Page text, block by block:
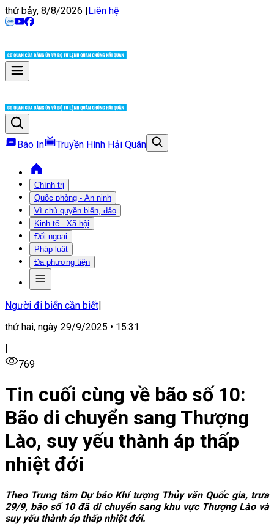
thứ bảy, 8/8/2026 |Liên hệ
Báo In Truyền Hình Hải Quân
Chính trị
Quốc phòng - An ninh
Vì chủ quyền biển, đảo
Kinh tế - Xã hội
Đối ngoại
Pháp luật
Đa phương tiện
Người đi biển cần biết|
thứ hai, ngày 29/9/2025 • 15:31
|
769
Tin cuối cùng về bão số 10:
Bão di chuyển sang Thượng
Lào, suy yếu thành áp thấp
nhiệt đới
Theo Trung tâm Dự báo Khí tượng Thủy văn Quốc gia, trưa
29/9, bão số 10 đã di chuyển sang khu vực Thượng Lào và
suy yếu thành áp thấp nhiệt đới.